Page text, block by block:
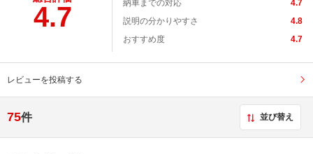
4.7
納車までの対応
4.7
説明の分かりやすさ
4.8
おすすめ度
4.7
レビューを投稿する
75件 並び替え